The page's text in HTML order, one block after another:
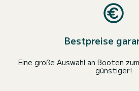
Bestpreise
Eine große Auswahl an Booten
günstiger!